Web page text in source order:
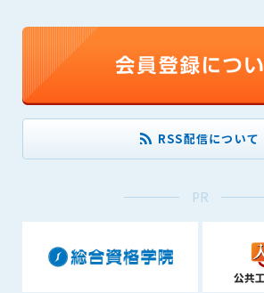
RSS配信について
PR
る行為
(2) 第三者または管理者の財産、プライバシ
為
(3) 第三者または管理者を誹謗中傷する行為
(4) 有害なコンピュータプログラム等を送
(5) 第三者に不利益を与える行為
(6) 管理者が承認していない営利を目的とし
(10) 建設資料館から知り得た情報及びダウ
を、営利を目的として第三者に転売し
に第三者に提供すること